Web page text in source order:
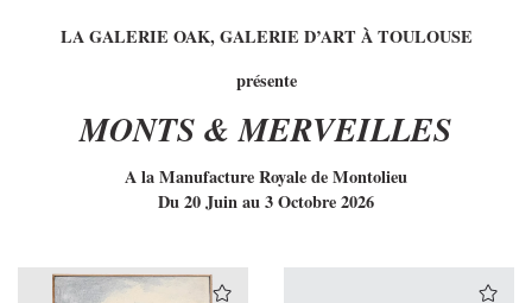
LA GALERIE OAK, GALERIE D’ART À TOULOUSE
présente
MONTS & MERVEILLES
A la Manufacture Royale de Montolieu
Du 20 Juin au 3 Octobre 2026